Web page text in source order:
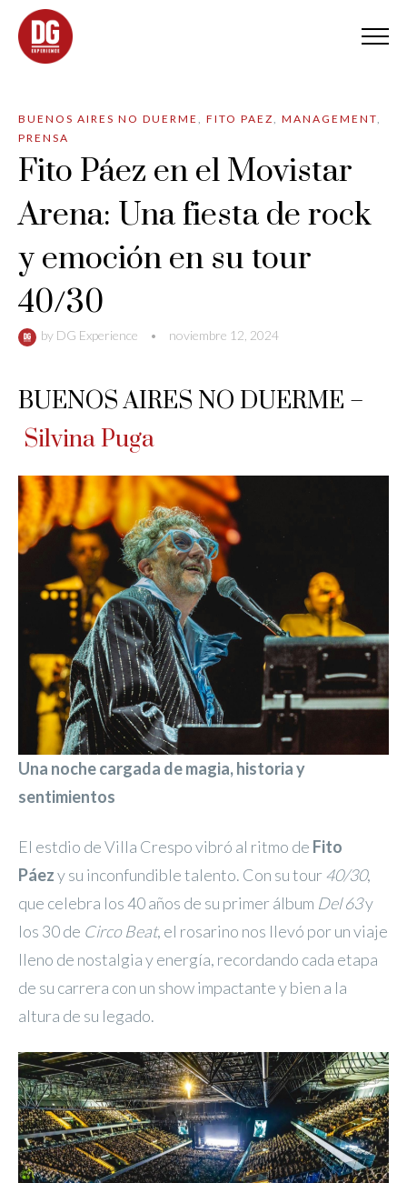
BUENOS AIRES NO DUERME , FITO PAEZ, MANAGEMENT,
PRENSA
Fito Páez en el Movistar
Arena: Una fiesta de rock
y emoción en su tour
40/30
by DG Experience • noviembre 12, 2024
BUENOS AIRES NO DUERME –
Silvina Puga
Una noche cargada de magia, historia y
sentimientos
El estdio de Villa Crespo vibró al ritmo de Fito
Páezy su inconfundible talento. Con su tour40/30,
que celebra los 40 años de su primer álbum Del 63y
los 30 de Circo Beat, el rosarino nos llevó por un viaje
lleno de nostalgia y energía, recordando cada etapa
de su carrera con un show impactante y bien a la
altura de su legado.